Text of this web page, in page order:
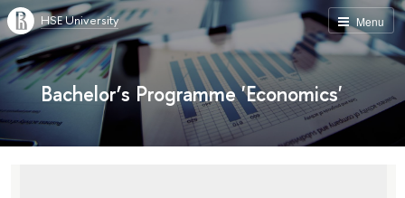
Menu
HSE University
Bachelor’s Programme 'Economics'